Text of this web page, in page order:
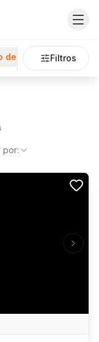
de PropiedadFiltros
por:
Next